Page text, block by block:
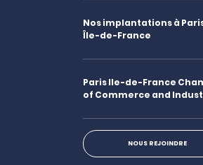
Nos implantations à
Île-de-France
Paris Ile-de-France
of Commerce and
NOUS REJOINDRE